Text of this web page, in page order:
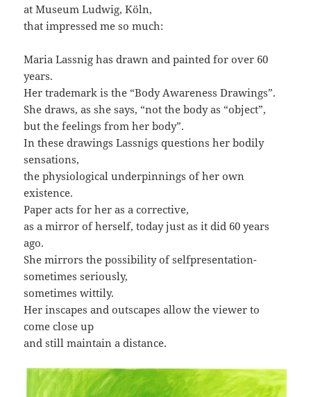
at Museum Ludwig, Köln,
that impressed me so much:
Maria Lassnig has drawn and painted for over 60
years.
Her trademark is the “Body Awareness Drawings”.
She draws, as she says, “not the body as “object”,
but the feelings from her body”.
In these drawings Lassnigs questions her bodily
sensations,
the physiological underpinnings of her own
existence.
Paper acts for her as a corrective,
as a mirror of herself, today just as it did 60 years
ago.
She mirrors the possibility of selfpresentation-
sometimes seriously,
sometimes wittily.
Her inscapes and outscapes allow the viewer to
come close up
and still maintain a distance.